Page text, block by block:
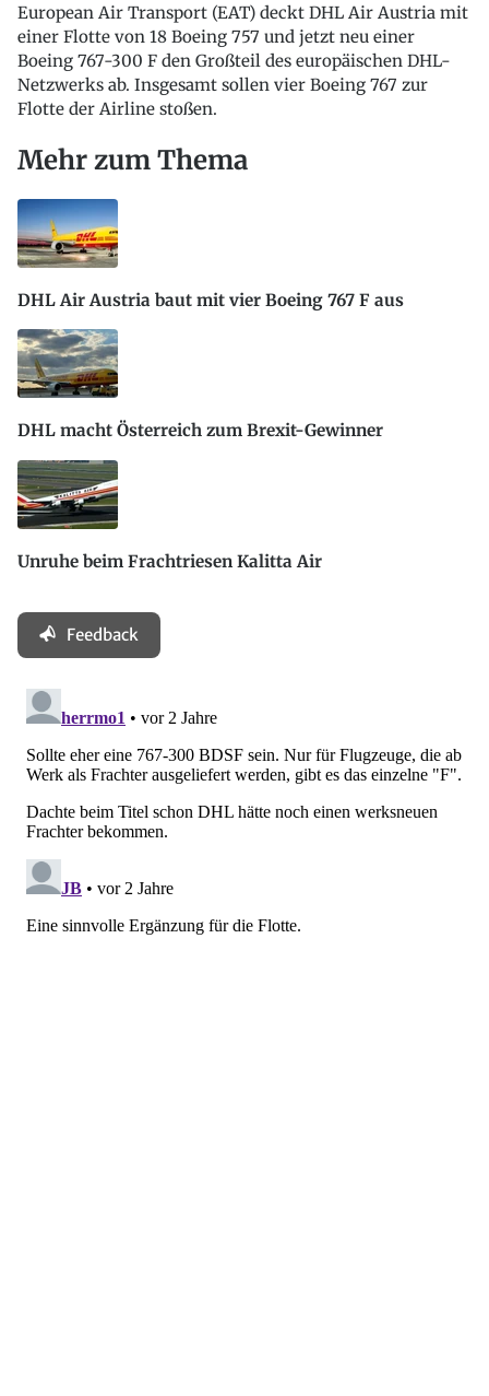
European Air Transport (EAT) deckt DHL Air Austria mit
einer Flotte von 18 Boeing 757 und jetzt neu einer
Boeing 767-300 F den Großteil des europäischen DHL-
Netzwerks ab. Insgesamt sollen vier Boeing 767 zur
Flotte der Airline stoßen.
Mehr zum Thema
DHL Air Austria baut mit vier Boeing 767 F aus
DHL macht Österreich zum Brexit-Gewinner
Unruhe beim Frachtriesen Kalitta Air
Feedback